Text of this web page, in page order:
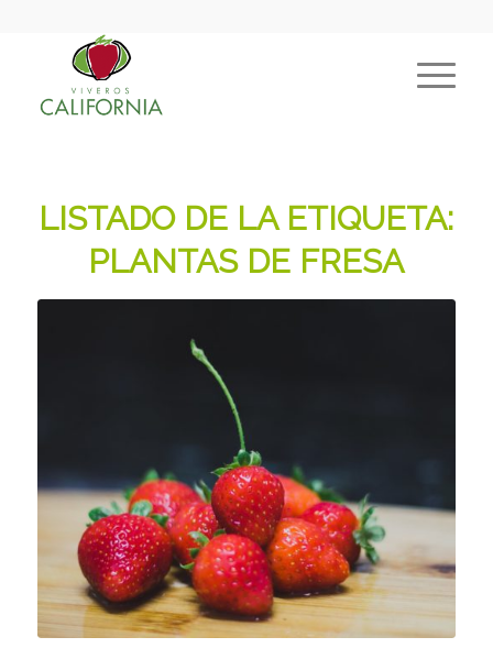
LISTADO DE LA ETIQUETA:
PLANTAS DE FRESA